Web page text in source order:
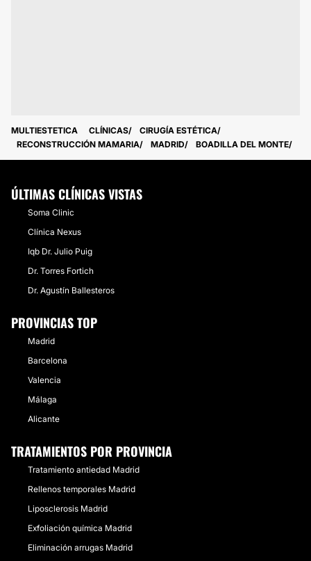
MULTIESTETICA CLÍNICAS
CIRUGÍA ESTÉTICA
RECONSTRUCCIÓN MAMARIA
MADRID BOADILLA DEL MONTE
ÚLTIMAS CLÍNICAS VISTAS
Soma Clinic
Clínica Nexus
Iqb Dr. Julio Puig
Dr. Torres Fortich
Dr. Agustín Ballesteros
PROVINCIAS TOP
Madrid
Barcelona
Valencia
Málaga
Alicante
TRATAMIENTOS POR PROVINCIA
Tratamiento antiedad Madrid
Rellenos temporales Madrid
Liposclerosis Madrid
Exfoliación química Madrid
Eliminación arrugas Madrid